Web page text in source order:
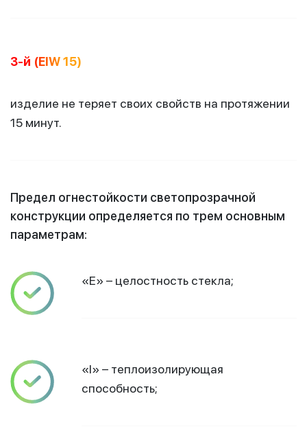
3-й (EIW 15)
изделие не теряет своих свойств на протяжении
15 минут.
Предел огнестойкости светопрозрачной
конструкции определяется по трем основным
параметрам:
«Е» – целостность стекла;
«I» – теплоизолирующая
способность;